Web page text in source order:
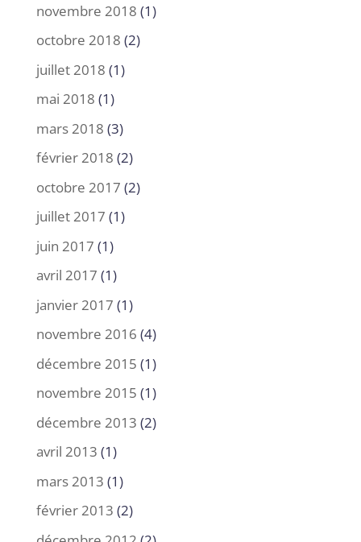
novembre 2018 (1)
octobre 2018 (2)
juillet 2018 (1)
mai 2018 (1)
mars 2018 (3)
février 2018 (2)
octobre 2017 (2)
juillet 2017 (1)
juin 2017 (1)
avril 2017 (1)
janvier 2017 (1)
novembre 2016 (4)
décembre 2015 (1)
novembre 2015 (1)
décembre 2013 (2)
avril 2013 (1)
mars 2013 (1)
février 2013 (2)